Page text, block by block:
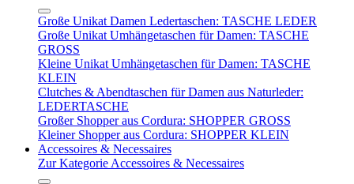
Große Unikat Damen Ledertaschen: TASCHE LEDER
Große Unikat Umhängetaschen für Damen: TASCHE
GROSS
Kleine Unikat Umhängetaschen für Damen: TASCHE
KLEIN
Clutches & Abendtaschen für Damen aus Naturleder:
LEDERTASCHE
Großer Shopper aus Cordura: SHOPPER GROSS
Kleiner Shopper aus Cordura: SHOPPER KLEIN
Accessoires & Necessaires
Zur Kategorie Accessoires & Necessaires